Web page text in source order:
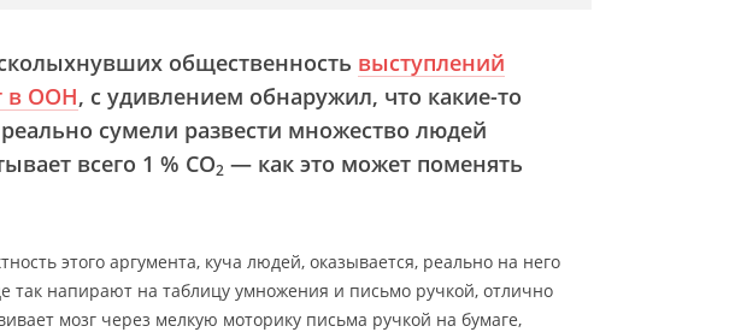
общественность выступлений
в ООН, с удивлением обнаружил, что какие-то
сумели развести множество людей
всего 1 % CO2 — как это может поменять
этого аргумента, куча людей, оказывается, реально на него
так напирают на таблицу умножения и письмо ручкой, отлично
мозг через мелкую моторику письма ручкой на бумаге,